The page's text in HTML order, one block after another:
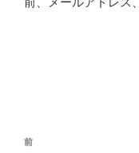
投
過
前